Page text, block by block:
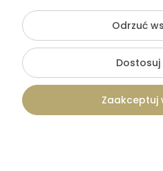
©2026 Wszelkie Prawa
Kreatywna
Szablon Flex by
Odrzuć
Zaakceptuj